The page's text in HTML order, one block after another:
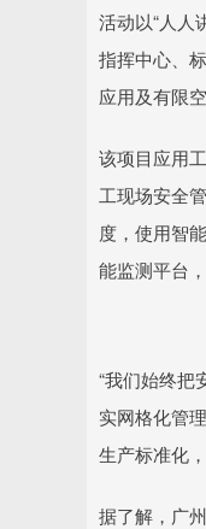
活动以“人
指挥中心、
应用及有限
该项目应用
工现场安全
度，使用智
能监测平台
“我们始终把
实网格化管
生产标准化
据了解，广